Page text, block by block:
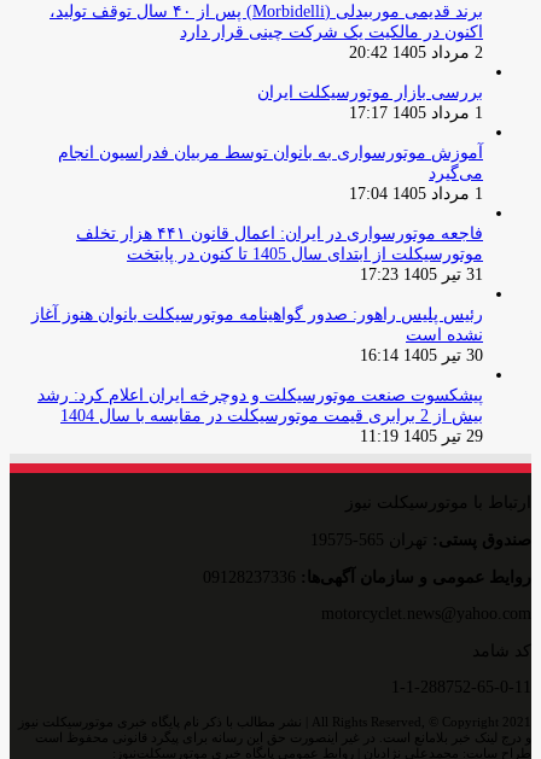
برند قدیمی موربیدلی (Morbidelli) پس از ۴۰ سال توقف تولید،
اکنون در مالکیت یک شرکت چینی قرار دارد
2 مرداد 1405 20:42
بررسی بازار موتورسیکلت ایران
1 مرداد 1405 17:17
آموزش موتورسواری به بانوان توسط مربیان فدراسیون انجام
می‌گیرد
1 مرداد 1405 17:04
فاجعه موتورسواری در ایران: اعمال قانون ۴۴۱ هزار تخلف
موتورسیکلت از ابتدای سال 1405 تا کنون در پایتخت
31 تیر 1405 17:23
رئیس پلیس راهور: صدور گواهینامه موتورسیکلت بانوان هنوز آغاز
نشده است
30 تیر 1405 16:14
پیشکسوت صنعت موتورسیکلت و دوچرخه ایران اعلام کرد: رشد
بیش از 2 برابری قیمت موتورسیکلت در مقایسه با سال 1404
29 تیر 1405 11:19
ارتباط با موتورسیکلت نیوز
صندوق پستی: تهران 565-19575
روایط عمومی و سازمان آگهی‌ها:
motorcyclet.news@yahoo.com
کد شامد
1-1-288752-65-0-11
All Rights Reserved, © Copyright 2021 | نشر مطالب با ذکر نام پایگاه خبری موتورسیکلت نیوز
و درج لینک خبر بلامانع است. در غیر اینصورت حق این رسانه برای پیگرد قانونی محفوظ است
طراح سایت: محمدعلی نژادیان | روابط عمومی پایگاه خبری موتورسیکلت‌نیوز: